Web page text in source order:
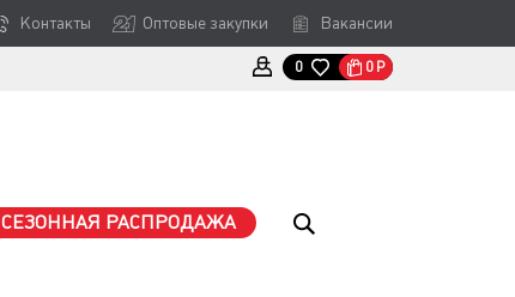
Контакты Оптовые закупки Вакансии
0 0 Р
СЕЗОННАЯ РАСПРОДАЖА